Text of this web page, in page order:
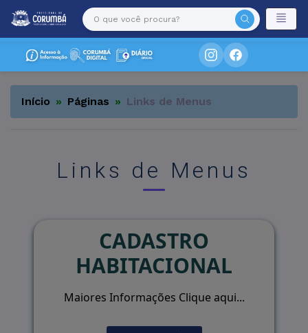
Início Páginas Links de Menus
Links de Menus
CADASTRO
HABITACIONAL
Maiores Informações Clique aqui...